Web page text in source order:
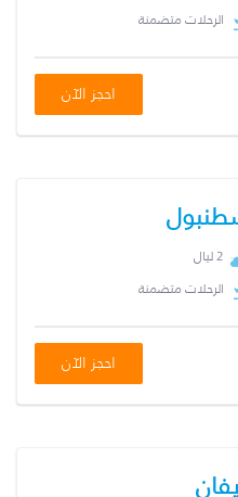
الرحلات متضمنة
احجز الآن
2 ليال
الرحلات متضمنة
احجز الآن